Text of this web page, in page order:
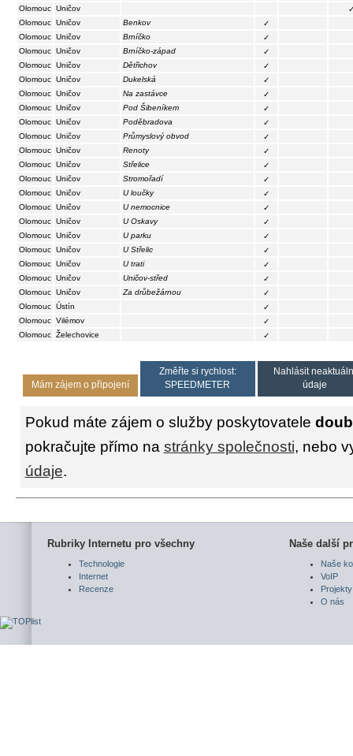
Olomouc Uničov
Olomouc Uničov Benkov
✓
Olomouc Uničov Brníčko
✓
Olomouc Uničov Brníčko-západ
✓
Olomouc Uničov Dětřichov
✓
Olomouc Uničov Dukelská
✓
Olomouc Uničov Na zastávce
✓
Olomouc Uničov Pod Šibeníkem
✓
Olomouc Uničov Poděbradova
✓
Olomouc Uničov Průmyslový obvod
✓
Olomouc Uničov Renoty
✓
Olomouc Uničov Střelice
✓
Olomouc Uničov Stromořadí
✓
Olomouc Uničov U loučky
✓
Olomouc Uničov U nemocnice
✓
Olomouc Uničov U Oskavy
✓
Olomouc Uničov U parku
✓
Olomouc Uničov U Střelic
✓
Olomouc Uničov U trati
✓
Olomouc Uničov Uničov-střed
✓
Olomouc Uničov Za drůbežárnou
✓
Olomouc Ústín
✓
Olomouc Vilémov
✓
Olomouc Želechovice ✓
Mám zájem o připojení
Změřte si rychlost:
SPEEDMETER
Nahlásit
údaje
Pokud máte zájem o služby poskytovatele
pokračujte přímo na stránky společnosti, nebo
údaje.
Rubriky Internetu pro všechny
Technologie
Internet
Recenze
Naše další
Naše
VoIP
Projekty
O nás